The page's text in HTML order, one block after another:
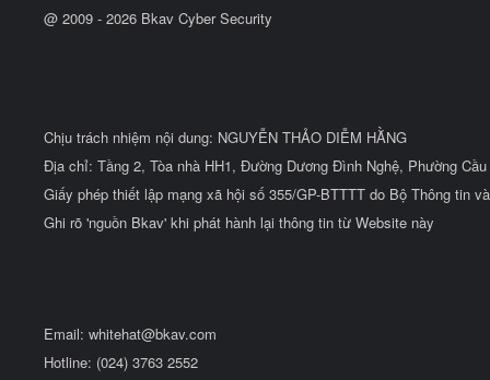
@ 2009 - 2026 Bkav Cyber Security
Chịu trách nhiệm nội dung: NGUYỄN THẢO DIỄM HẰNG
Địa chỉ: Tầng 2, Tòa nhà HH1, Đường Dương Đình Nghệ, Phường
Giấy phép thiết lập mạng xã hội số 355/GP-BTTTT do Bộ Thông tin
Ghi rõ 'nguồn Bkav' khi phát hành lại thông tin từ Website này
Email: whitehat@bkav.com
Hotline: (024) 3763 2552